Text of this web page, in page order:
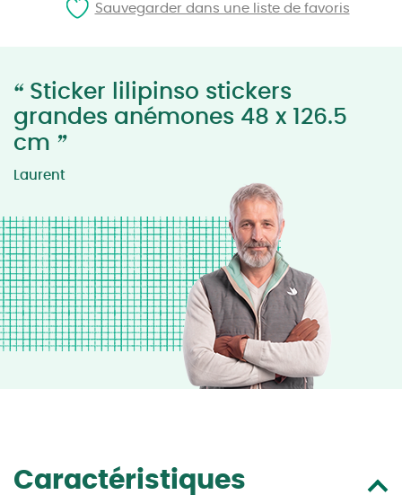
“ Sticker lilipinso stickers
grandes anémones 48 x 126.5
cm ”
Laurent
Caractéristiques
Sauvegarder dans une liste de favoris